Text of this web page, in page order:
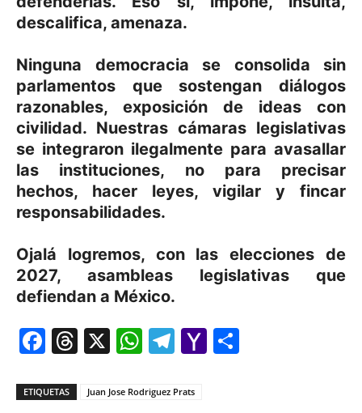
descalifica, amenaza.
Ninguna democracia se consolida sin
parlamentos que sostengan diálogos
razonables, exposición de ideas con
civilidad. Nuestras cámaras legislativas
se integraron ilegalmente para avasallar
las instituciones, no para precisar
hechos, hacer leyes, vigilar y fincar
responsabilidades.
Ojalá logremos, con las elecciones de
2027, asambleas legislativas que
defiendan a México.
Facebook
Threads
X WhatsApp
Telegram
Yahoo
ETIQUETAS Juan Jose Rodriguez Prats